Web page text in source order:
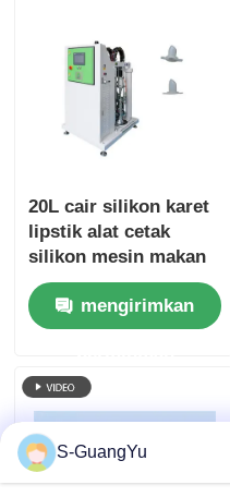
20L cair silikon karet
lipstik alat cetak
silikon mesin makan
mengirimkan
S-GuangYu